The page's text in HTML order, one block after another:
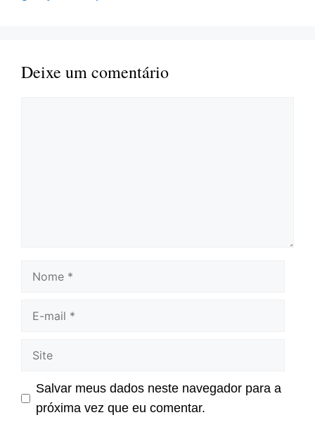
Deixe um comentário
Nome
Site
Salvar meus dados neste navegador para a
próxima vez que eu comentar.